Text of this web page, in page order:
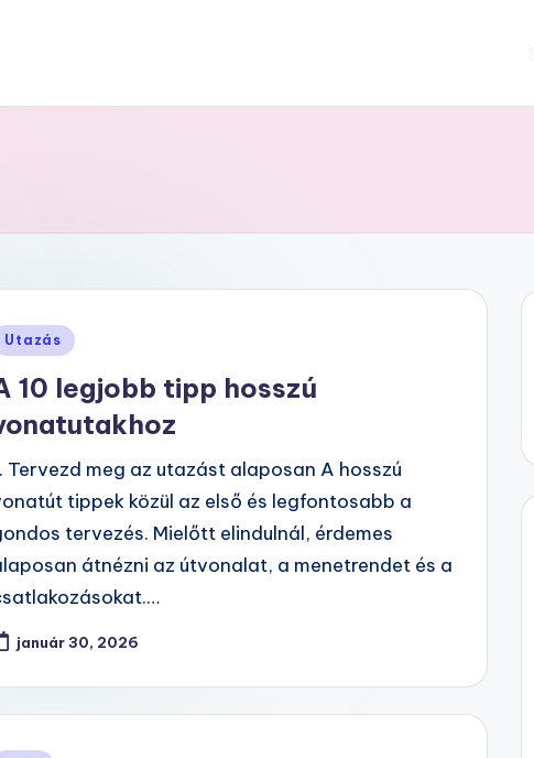
Utazás
10 legjobb tipp hosszú
Tervezd meg az utazást alaposan A hosszú
tippek közül az első és legfontosabb a
tervezés. Mielőtt elindulnál, érdemes
átnézni az útvonalat, a menetrendet és a
január 30, 2026